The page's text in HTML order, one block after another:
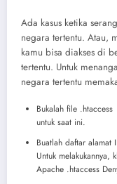
Ada kasus ketika
negara tertentu. Atau,
kamu bisa diakses di
tertentu. Untuk
negara tertentu
Bukalah file
untuk saat ini.
Buatlah daftar alamat
Untuk melakukannya,
Apache .htaccess